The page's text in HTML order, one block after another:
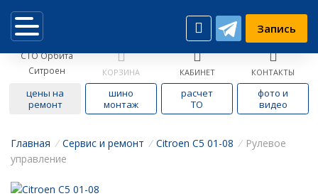
Запись
СТО Орбита
Ситроен
КОРЗИНА КАБИНЕТ КОНТАКТЫ
цены на
ремонт
шино
монтаж
расчет
ТО
фото и
видео
Главная / Cервис и ремонт / Citroen C5 01-08 / Рулевое
управление